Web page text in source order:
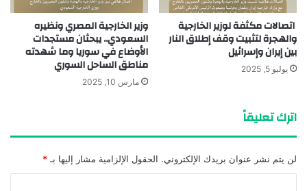
اتصالات مكثفة لوزير الخارجية
والهجرة لتثبيت وقف إطلاق النار
بين إيران وإسرائيل
يوليو 5, 2025
وزير الخارجية المصري ونظيره
السعودي.. يبحثان مستجدات
الأوضاع في سوريا وما شهدته
مناطق الساحل السوري
مارس 10, 2025
اترك تعليقاً
لن يتم نشر عنوان بريدك الإلكتروني. الحقول الإلزامية مشار إليها بـ *